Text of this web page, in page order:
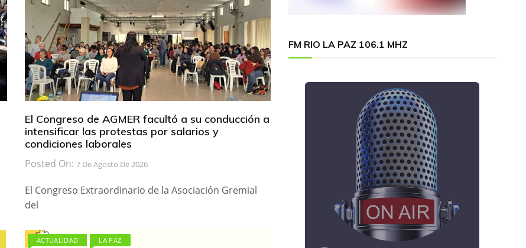
El Congreso de AGMER facultó a su conducción a
intensificar las protestas por salarios y
condiciones laborales
Posted On: 7 De Agosto De 2026
El Congreso Extraordinario de la Asociación Gremial
del
ACTUALIDAD LA PAZ
FM RIO LA PAZ 106.1 MHZ